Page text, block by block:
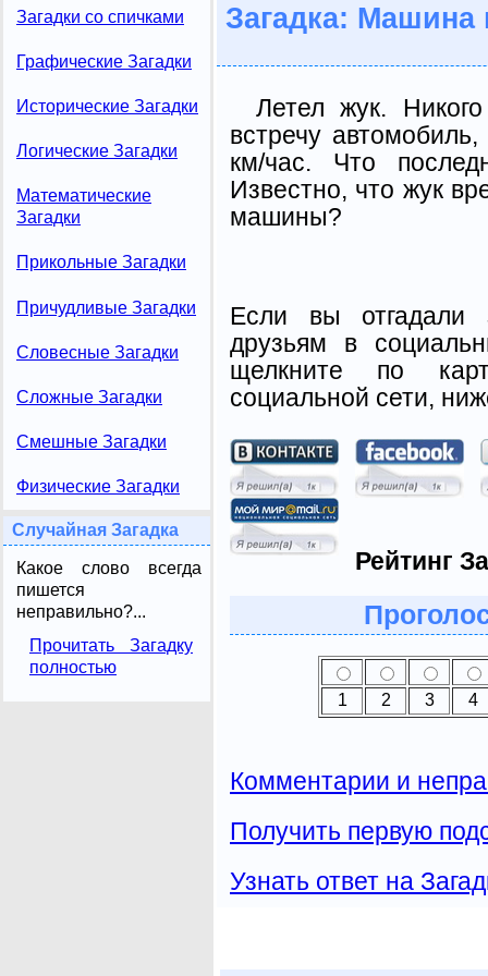
Загадки со спичками
Графические Загадки
Исторические Загадки
Логические Загадки
Математические
Загадки
Прикольные Загадки
Причудливые Загадки
Словесные Загадки
Сложные Загадки
Смешные Загадки
Физические Загадки
Случайная Загадка
Какое слово всегда
пишется
неправильно?...
Прочитать Загадку
полностью
Загадка: Машина
Летел жук.
встречу
км/час. Что
Известно, что жук
машины?
Если вы отгадали
друзьям в
щелкните по
социальной сети,
Рейтинг
1 2 3 4
Комментарии и
Получить первую
Узнать ответ на